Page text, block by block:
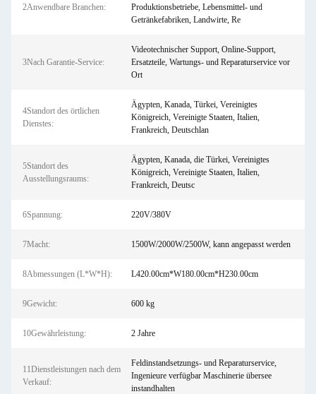
2Anwendbare Branchen:
Produktionsbetriebe, Lebensmittel- und
Getränkefabriken, Landwirte, Re
3Nach Garantie-Service:
Videotechnischer Support, Online-Support,
Ersatzteile, Wartungs- und Reparaturservice vor
Ort
4Standort des örtlichen
Dienstes:
Ägypten, Kanada, Türkei, Vereinigtes
Königreich, Vereinigte Staaten, Italien,
Frankreich, Deutschlan
5Standort des
Ausstellungsraums:
Ägypten, Kanada, die Türkei, Vereinigtes
Königreich, Vereinigte Staaten, Italien,
Frankreich, Deutsc
6Spannung: 220V/380V
7Macht: 1500W/2000W/2500W, kann angepasst werden
8Abmessungen (L*W*H): L420.00cm*W180.00cm*H230.00cm
9Gewicht: 600 kg
10Gewährleistung: 2 Jahre
11Dienstleistungen nach dem
Verkauf:
Feldinstandsetzungs- und Reparaturservice,
Ingenieure verfügbar Maschinerie übersee
instandhalten